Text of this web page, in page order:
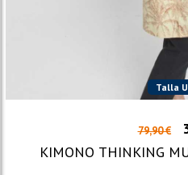
Talla
79,90 €
KIMONO THINKING